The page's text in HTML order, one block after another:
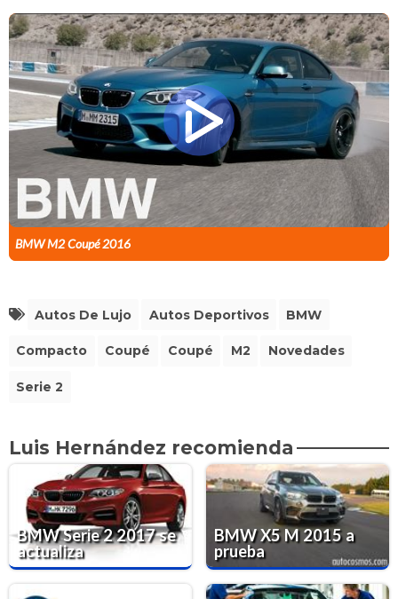
BMW M2 Coupé 2016
Autos De Lujo Autos Deportivos BMW
Compacto Coupé Coupé M2 Novedades
Serie 2
Luis Hernández recomienda
BMW Serie 2 2017 se
actualiza
BMW X5 M 2015 a
prueba